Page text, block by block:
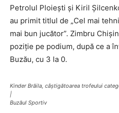
Petrolul Ploiești și Kiril
au primit titlul de „Cel mai
mai bun jucător”. Zimbru
poziție pe podium, după ce a
Buzău, cu 3 la 0.
Kinder Brăila, câștigătoarea trofeului
|
Buzăul Sportiv